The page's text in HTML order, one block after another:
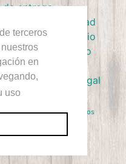
terceros
en
uso
entrega
Política de privacidad
Términos de Servicio
de reembolso
Panush
Aviso Legal
. Reservados todos los
Rawsterne